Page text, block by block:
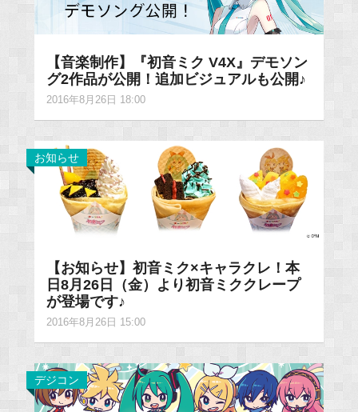
【音楽制作】『初音ミク V4X』デモソン
グ2作品が公開！追加ビジュアルも公開♪
2016年8月26日 18:00
お知らせ
【お知らせ】初音ミク×キャラクレ！本
日8月26日（金）より初音ミククレープ
が登場です♪
2016年8月26日 15:00
デジコン